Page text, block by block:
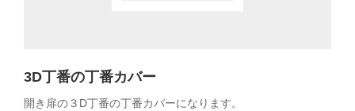
3D丁番の丁番カバー
開き扉の３D丁番の丁番カバーになります。